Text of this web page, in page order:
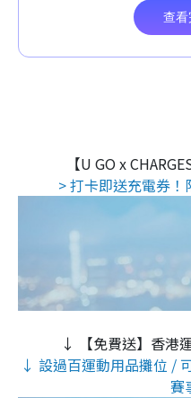
【U GO x
> 打卡即送充電券
↓ 【免費送】香港
↓ 設過百運動用品攤位 /
賽